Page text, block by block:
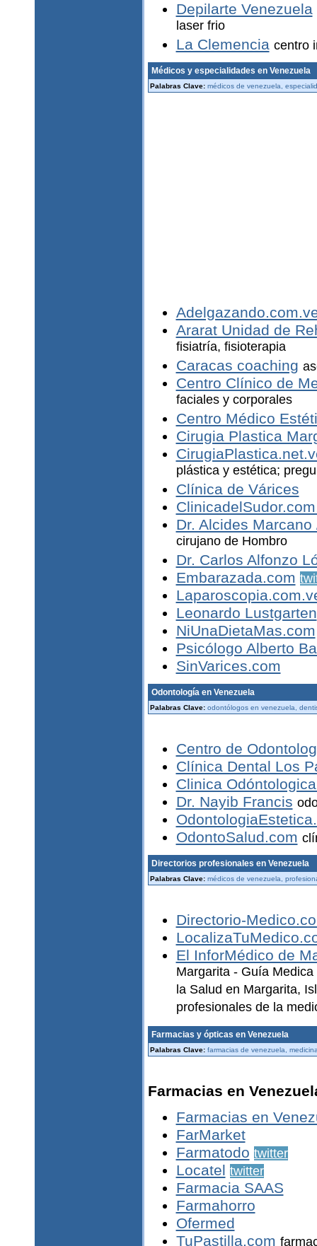
Depilarte Venezuela
laser frio
La Clemencia centro
Médicos y especialidades en Venezuela
Palabras Clave: médicos de venezuela,
Ararat Unidad de
fisiatría, fisioterapia
Caracas coaching
Centro Clínico de
faciales y corporales
Centro Médico
Cirugia Plastica
plástica y estética;
Clínica de Várices
Dr. Alcides
cirujano de Hombro
Dr. Carlos Alfonzo
Embarazada.com
Leonardo Lustgarten
NiUnaDietaMas.com
Psicólogo Alberto
SinVarices.com
Odontología en Venezuela
Palabras Clave: odontólogos en venezuela,
Centro de
Clínica Dental Los
Clinica
Dr. Nayib Francis
OdontoSalud.com
Directorios profesionales en Venezuela
Palabras Clave: médicos de venezuela,
Directorio-
El InforMédico de
Margarita - Guía
la Salud en Margarita,
profesionales de la
Farmacias y ópticas en Venezuela
Palabras Clave: farmacias de venezuela,
Farmacias en
Farmacias en
FarMarket
Farmatodo twitter
Locatel twitter
Farmacia SAAS
Farmahorro
Ofermed
TuPastilla.com